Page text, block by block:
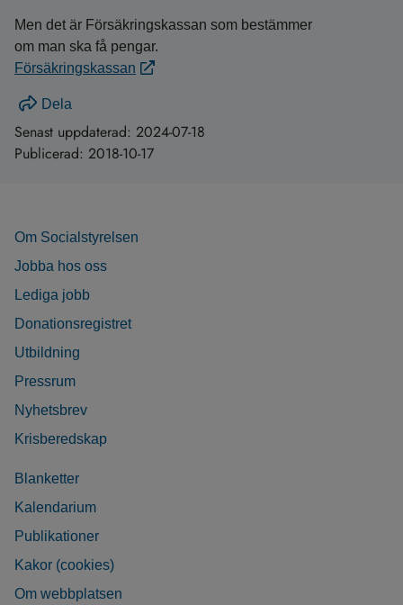
Men det är Försäkringskassan som bestämmer
om man ska få pengar.
Försäkringskassan
Dela
Senast uppdaterad: 2024-07-18
Publicerad: 2018-10-17
Om Socialstyrelsen
Jobba hos oss
Lediga jobb
Donationsregistret
Utbildning
Pressrum
Nyhetsbrev
Krisberedskap
Blanketter
Kalendarium
Publikationer
Kakor (cookies)
Om webbplatsen